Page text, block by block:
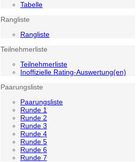
Tabelle
Rangliste
Rangliste
Teilnehmerliste
Teilnehmerliste
Inoffizielle Rating-Auswertung(en)
Paarungsliste
Paarungsliste
Runde 1
Runde 2
Runde 3
Runde 4
Runde 5
Runde 6
Runde 7